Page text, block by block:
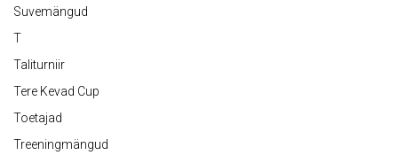
Suvemängud
T
Taliturniir
Tere Kevad Cup
Toetajad
Treeningmängud